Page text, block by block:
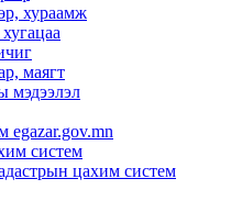
хураамж
маягт
мэдээлэл
egazar.gov.mn
систем
цахим систем